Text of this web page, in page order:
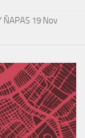
ÑAPAS 19 Nov